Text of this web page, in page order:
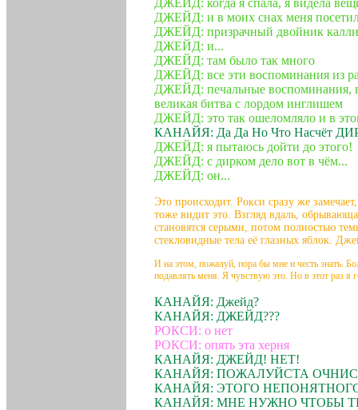
ДЖЕЙД: когда я спала, я видела
ДЖЕЙД: и в моих снах меня
ДЖЕЙД: призрачный двойник
ДЖЕЙД: и...
ДЖЕЙД: там было так много
ДЖЕЙД: все эти воспоминания из
ДЖЕЙД: печальные воспоминания,
великая битва с лордом инглишем
ДЖЕЙД: это так ошеломляло и в
КАНАЙЯ: Да Да Но Что Насчёт
ДЖЕЙД: я пытаюсь дойти до этого!
ДЖЕЙД: с дирком дело вот в чём...
ДЖЕЙД: он...
Это происходит. Рокси сразу же
тоже видит это. Взгляд вдаль,
становятся серыми, потом полностью
стекловидные тела её глазных яблок.
И на этом, пожалуй, пора бы мне и честь знать.
подавлять меня. Я чувствую это. Но в этот раз я
КАНАЙЯ: Джейд?
КАНАЙЯ: ДЖЕЙД???
РОКСИ: о нет
РОКСИ: опять эта херня
КАНАЙЯ: ДЖЕЙД! НЕТ!
КАНАЙЯ: ПОЖАЛУЙСТА
КАНАЙЯ: ЭТОГО
КАНАЙЯ: МНЕ НУЖНО ЧТОБЫ